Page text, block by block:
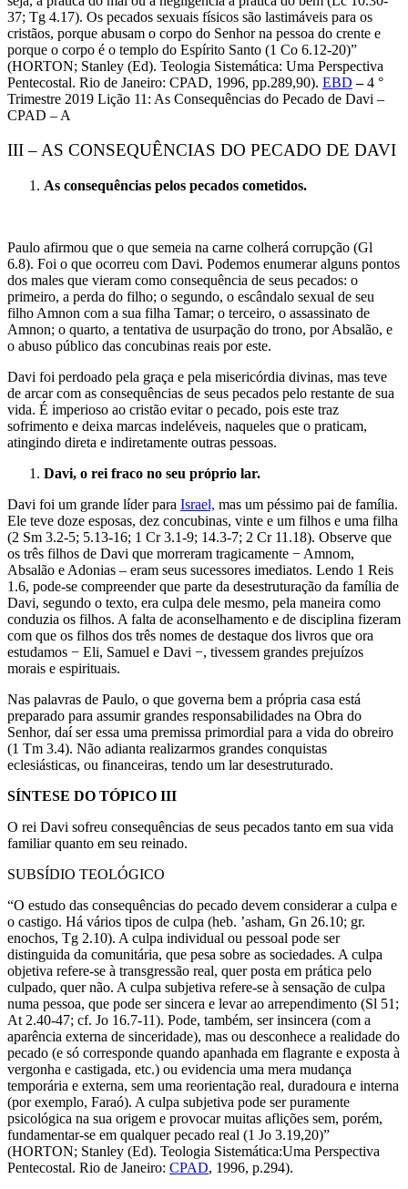
37; Tg 4.17). Os pecados sexuais físicos são lastimáveis para os
cristãos, porque abusam o corpo do Senhor na pessoa do crente e
porque o corpo é o templo do Espírito Santo (1 Co 6.12-20)”
(HORTON; Stanley (Ed). Teologia Sistemática: Uma Perspectiva
Pentecostal. Rio de Janeiro: CPAD, 1996, pp.289,90). EBD –4 °
Trimestre 2019 Lição 11: As Consequências do Pecado de Davi –
CPAD – A
III – AS CONSEQUÊNCIAS DO PECADO DE DAVI
As consequências pelos pecados cometidos.
Paulo afirmou que o que semeia na carne colherá corrupção (Gl
6.8). Foi o que ocorreu com Davi. Podemos enumerar alguns pontos
dos males que vieram como consequência de seus pecados: o
primeiro, a perda do filho; o segundo, o escândalo sexual de seu
filho Amnon com a sua filha Tamar; o terceiro, o assassinato de
Amnon; o quarto, a tentativa de usurpação do trono, por Absalão, e
o abuso público das concubinas reais por este.
Davi foi perdoado pela graça e pela misericórdia divinas, mas teve
de arcar com as consequências de seus pecados pelo restante de sua
vida. É imperioso ao cristão evitar o pecado, pois este traz
sofrimento e deixa marcas indeléveis, naqueles que o praticam,
atingindo direta e indiretamente outras pessoas.
Davi, o rei fraco no seu próprio lar.
Davi foi um grande líder para Israel, mas um péssimo pai de família.
Ele teve doze esposas, dez concubinas, vinte e um filhos e uma filha
(2 Sm 3.2-5; 5.13-16; 1 Cr 3.1-9; 14.3-7; 2 Cr 11.18). Observe que
os três filhos de Davi que morreram tragicamente − Amnom,
Absalão e Adonias – eram seus sucessores imediatos. Lendo 1 Reis
1.6, pode-se compreender que parte da desestruturação da família de
Davi, segundo o texto, era culpa dele mesmo, pela maneira como
conduzia os filhos. A falta de aconselhamento e de disciplina fizeram
com que os filhos dos três nomes de destaque dos livros que ora
estudamos − Eli, Samuel e Davi −, tivessem grandes prejuízos
morais e espirituais.
Nas palavras de Paulo, o que governa bem a própria casa está
preparado para assumir grandes responsabilidades na Obra do
Senhor, daí ser essa uma premissa primordial para a vida do obreiro
(1 Tm 3.4). Não adianta realizarmos grandes conquistas
eclesiásticas, ou financeiras, tendo um lar desestruturado.
SÍNTESE DO TÓPICO III
O rei Davi sofreu consequências de seus pecados tanto em sua vida
familiar quanto em seu reinado.
SUBSÍDIO TEOLÓGICO
“O estudo das consequências do pecado devem considerar a culpa e
o castigo. Há vários tipos de culpa (heb. ’asham, Gn 26.10; gr.
enochos, Tg 2.10). A culpa individual ou pessoal pode ser
distinguida da comunitária, que pesa sobre as sociedades. A culpa
objetiva refere-se à transgressão real, quer posta em prática pelo
culpado, quer não. A culpa subjetiva refere-se à sensação de culpa
numa pessoa, que pode ser sincera e levar ao arrependimento (Sl 51;
At 2.40-47; cf. Jo 16.7-11). Pode, também, ser insincera (com a
aparência externa de sinceridade), mas ou desconhece a realidade do
pecado (e só corresponde quando apanhada em flagrante e exposta à
vergonha e castigada, etc.) ou evidencia uma mera mudança
temporária e externa, sem uma reorientação real, duradoura e interna
(por exemplo, Faraó). A culpa subjetiva pode ser puramente
psicológica na sua origem e provocar muitas aflições sem, porém,
fundamentar-se em qualquer pecado real (1 Jo 3.19,20)”
(HORTON; Stanley (Ed). Teologia Sistemática:Uma Perspectiva
Pentecostal. Rio de Janeiro: CPAD, 1996, p.294).